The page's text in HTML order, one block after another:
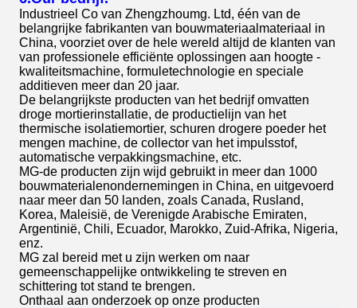
Industrieel Co van Zhengzhoumg. Ltd, één van de
belangrijke fabrikanten van bouwmateriaalmateriaal in
China, voorziet over de hele wereld altijd de klanten van
van professionele efficiënte oplossingen aan hoogte -
kwaliteitsmachine, formuletechnologie en speciale
additieven meer dan 20 jaar.
De belangrijkste producten van het bedrijf omvatten
droge mortierinstallatie, de productielijn van het
thermische isolatiemortier, schuren drogere poeder het
mengen machine, de collector van het impulsstof,
automatische verpakkingsmachine, etc.
MG-de producten zijn wijd gebruikt in meer dan 1000
bouwmaterialenondernemingen in China, en uitgevoerd
naar meer dan 50 landen, zoals Canada, Rusland,
Korea, Maleisië, de Verenigde Arabische Emiraten,
Argentinië, Chili, Ecuador, Marokko, Zuid-Afrika, Nigeria,
enz.
MG zal bereid met u zijn werken om naar
gemeenschappelijke ontwikkeling te streven en
schittering tot stand te brengen.
Onthaal aan onderzoek op onze producten